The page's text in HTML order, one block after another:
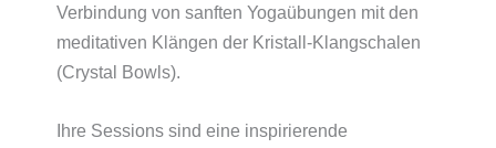
Verbindung von sanften Yogaübungen mit den
meditativen Klängen der Kristall-Klangschalen
(Crystal Bowls).
Ihre Sessions sind eine inspirierende